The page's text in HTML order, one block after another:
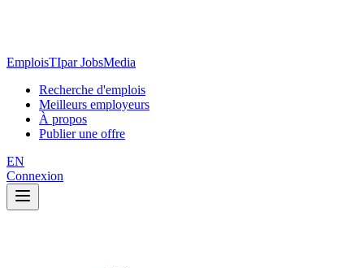
EmploisTIpar JobsMedia
Recherche d'emplois
Meilleurs employeurs
À propos
Publier une offre
EN
Connexion